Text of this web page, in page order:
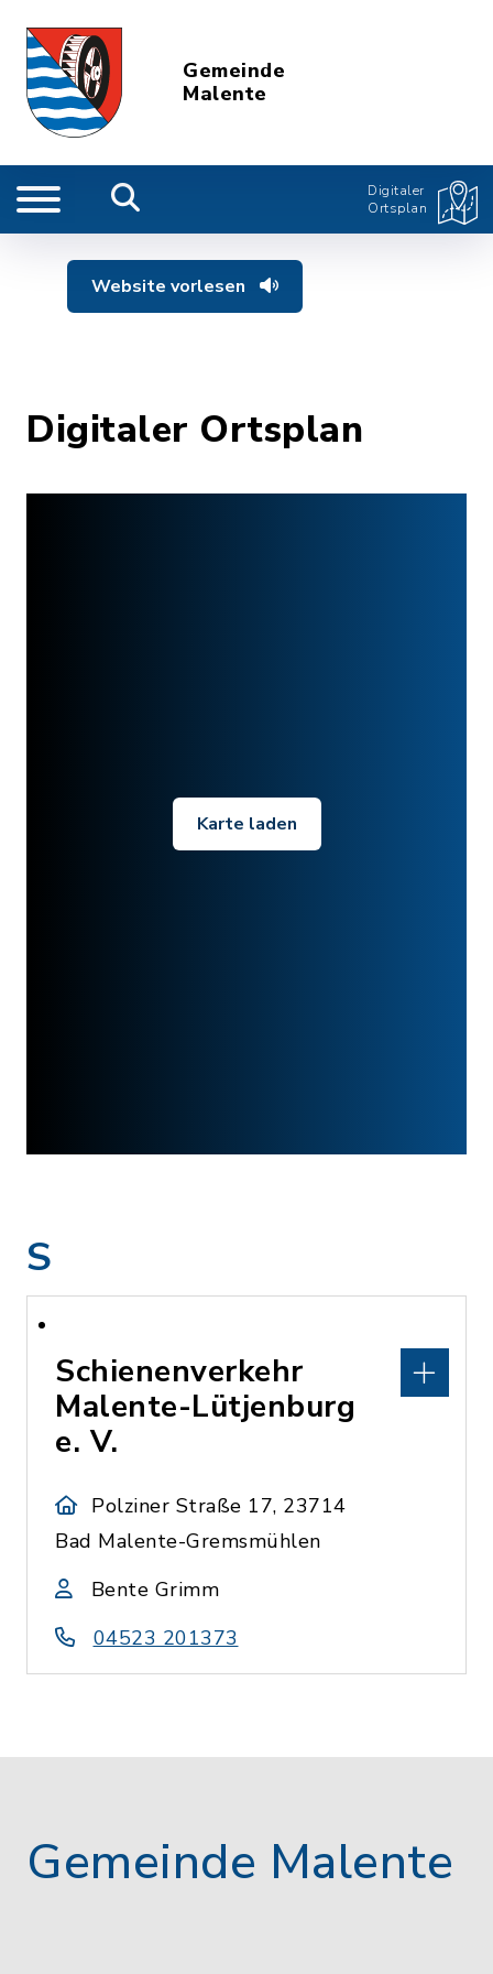
Gemeinde
Malente
Digitaler
Ortsplan
Website vorlesen
Digitaler Ortsplan
Karte laden
S
Schienenverkehr
Malente-Lütjenburg
e. V.
Polziner Straße 17, 23714
Bad Malente-Gremsmühlen
Bente Grimm
04523 201373
Gemeinde Malente